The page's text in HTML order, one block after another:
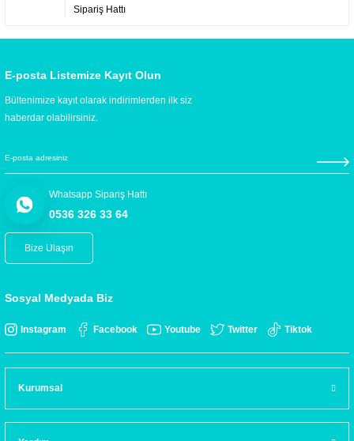
Sipariş Hattı
E-posta Listemize Kayıt Olun
Bültenimize kayıt olarak indirimlerden ilk siz
haberdar olabilirsiniz.
Whatsapp Sipariş Hattı
0536 326 33 64
Bize Ulaşın
Sosyal Medyada Biz
Instagram Facebook Youtube Twitter Tiktok
Kurumsal